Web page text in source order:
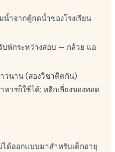
ำจากตู้กดน้ำของโรงเรียน
บพักระหว่างสอบ — กล้วย แอ
วนาน (สองวิชาติดกัน)
หารก็ใช้ได้; หลีกเลี่ยงของทอด
ด้ออกแบบมาสำหรับเด็กอายุ